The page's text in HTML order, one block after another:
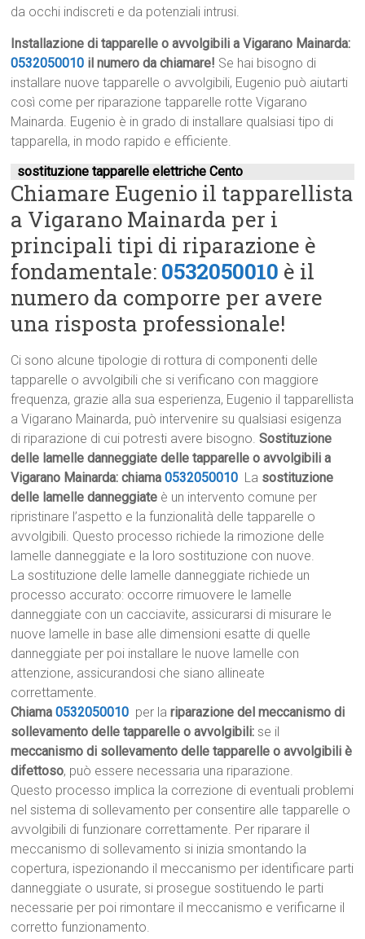
da occhi indiscreti e da potenziali intrusi.
Installazione di tapparelle o avvolgibili a Vigarano Mainarda:
0532050010 il numero da chiamare! Se hai bisogno di
installare nuove tapparelle o avvolgibili, Eugenio può aiutarti
così come per riparazione tapparelle rotte Vigarano
Mainarda. Eugenio è in grado di installare qualsiasi tipo di
tapparella, in modo rapido e efficiente.
sostituzione tapparelle elettriche Cento
Chiamare Eugenio il tapparellista
a Vigarano Mainarda per i
principali tipi di riparazione è
fondamentale: 0532050010 è il
numero da comporre per avere
una risposta professionale!
Ci sono alcune tipologie di rottura di componenti delle
tapparelle o avvolgibili che si verificano con maggiore
frequenza, grazie alla sua esperienza, Eugenio il tapparellista
a Vigarano Mainarda, può intervenire su qualsiasi esigenza
di riparazione di cui potresti avere bisogno.Sostituzione
delle lamelle danneggiate delle tapparelle o avvolgibili a
Vigarano Mainarda: chiama0532050010 La sostituzione
delle lamelle danneggiate è un intervento comune per
ripristinare l’aspetto e la funzionalità delle tapparelle o
avvolgibili. Questo processo richiede la rimozione delle
lamelle danneggiate e la loro sostituzione con nuove.
La sostituzione delle lamelle danneggiate richiede un
processo accurato: occorre rimuovere le lamelle
danneggiate con un cacciavite, assicurarsi di misurare le
nuove lamelle in base alle dimensioni esatte di quelle
danneggiate per poi installare le nuove lamelle con
attenzione, assicurandosi che siano allineate
correttamente.
Chiama0532050010 per lariparazione del meccanismo di
sollevamento delle tapparelle o avvolgibili: se il
meccanismo di sollevamento delle tapparelle o avvolgibili è
difettoso, può essere necessaria una riparazione.
Questo processo implica la correzione di eventuali problemi
nel sistema di sollevamento per consentire alle tapparelle o
avvolgibili di funzionare correttamente. Per riparare il
meccanismo di sollevamento si inizia smontando la
copertura, ispezionando il meccanismo per identificare parti
danneggiate o usurate, si prosegue sostituendo le parti
necessarie per poi rimontare il meccanismo e verificarne il
corretto funzionamento.